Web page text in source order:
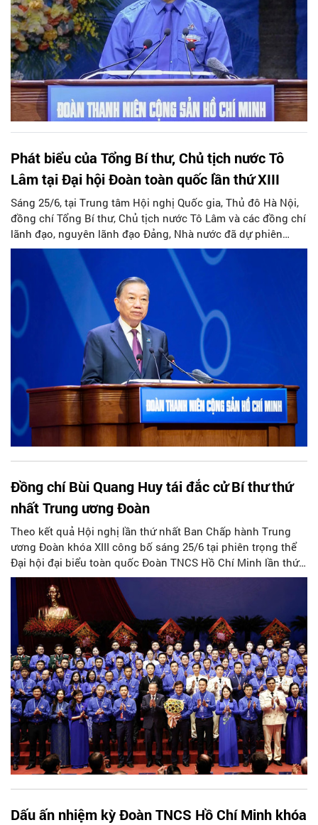
Nội.
Phát biểu của Tổng Bí thư, Chủ tịch nước Tô
Lâm tại Đại hội Đoàn toàn quốc lần thứ XIII
Sáng 25/6, tại Trung tâm Hội nghị Quốc gia, Thủ đô Hà Nội,
đồng chí Tổng Bí thư, Chủ tịch nước Tô Lâm và các đồng chí
lãnh đạo, nguyên lãnh đạo Đảng, Nhà nước đã dự phiên
trọng thể Đại hội đại biểu toàn quốc Đoàn TNCS Hồ Chí
Minh lần thứ XIII, nhiệm kỳ 2026-2031. Tạp chí Người Hà Nội
trân trọng giới thiệu toàn văn bài phát biểu của Tổng Bí thư,
Chủ tịch nước Tô Lâm tại đại hội.
Đồng chí Bùi Quang Huy tái đắc cử Bí thư thứ
nhất Trung ương Đoàn
Theo kết quả Hội nghị lần thứ nhất Ban Chấp hành Trung
ương Đoàn khóa XIII công bố sáng 25/6 tại phiên trọng thể
Đại hội đại biểu toàn quốc Đoàn TNCS Hồ Chí Minh lần thứ
XIII, nhiệm kỳ 2026 – 2031, đồng chí Bùi Quang Huy – Ủy
viên Trung ương Đảng, Bí thư thứ nhất Trung ương Đoàn
khóa XII, tiếp tục được tín nhiệm bầu giữ chức Bí thư thứ
nhất Trung ương Đoàn khóa XIII.
Dấu ấn nhiệm kỳ Đoàn TNCS Hồ Chí Minh khóa